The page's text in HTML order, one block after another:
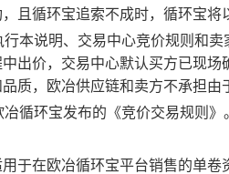
且循环宝追索不成时，循环宝将
本说明、交易中心竞价规则和
出价，交易中心默认买方已现
质，欧冶供应链和卖方不承担由
循环宝发布的《竞价交易规则》
于在欧冶循环宝平台销售的单卷